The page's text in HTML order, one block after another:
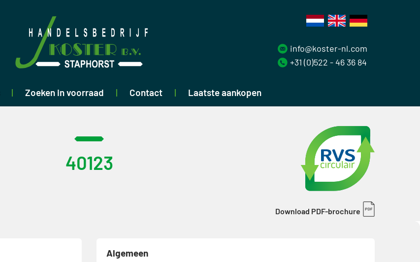
Zoeken in voorraad Contact Laatste aankopen
info@koster-nl.com
+31 (0)522 - 46 36 84
40123
Download PDF-brochure
Algemeen